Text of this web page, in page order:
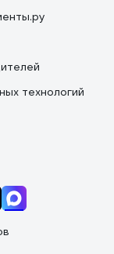
технологий